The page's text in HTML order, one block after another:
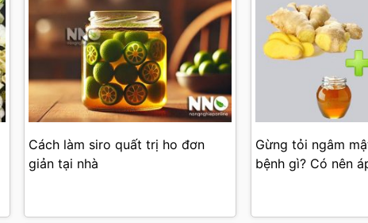
Cách làm siro quất trị ho đơn
giản tại nhà
Gừng tỏi ngâm
bệnh gì? Có nên